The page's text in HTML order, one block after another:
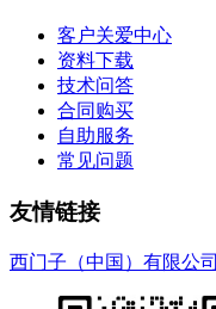
客户关爱中心
资料下载
技术问答
合同购买
自助服务
常见问题
友情链接
西门子（中国）有限公司